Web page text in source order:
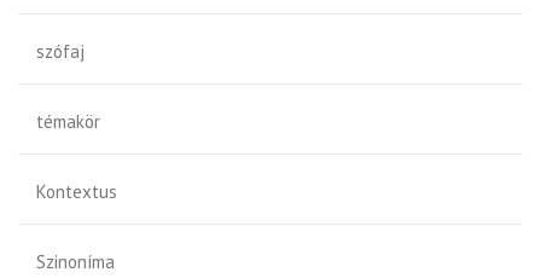
szófaj
témakör
Kontextus
Szinoníma